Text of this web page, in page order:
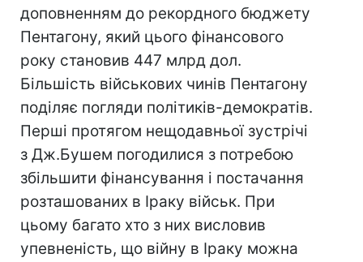
доповненням до рекордного бюджету
Пентагону, який цього фінансового
року становив 447 млрд дол.
Більшість військових чинів Пентагону
поділяє погляди політиків-демократів.
Перші протягом нещодавньої зустрічі
з Дж.Бушем погодилися з потребою
збільшити фінансування і постачання
розташованих в Іраку військ. При
цьому багато хто з них висловив
упевненість, що війну в Іраку можна